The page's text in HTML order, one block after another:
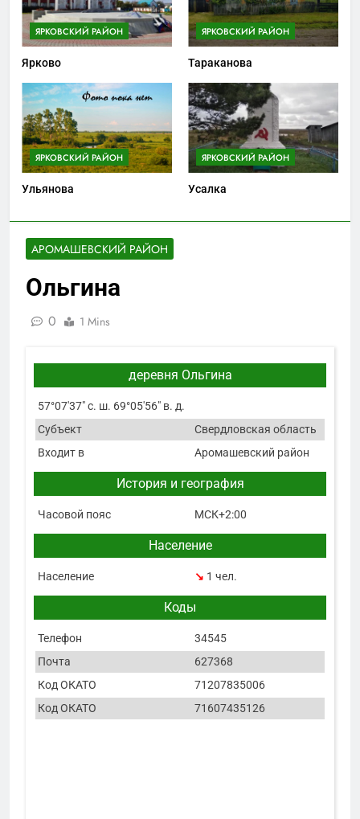
АРОМАШЕВСКИЙ РАЙОН
Ольгина
0 1 Mins
деревня Ольгина
57°07′37″ с. ш. 69°05′56″ в. д.
Субъект
Свердловская область
Входит в
Аромашевский район
История и география
Часовой пояс МСК+2:00
Население
Население ↘ 1 чел.
Коды
Телефон
34545
Почта
627368
Код ОКАТО
71207835006
Код ОКАТО
71607435126
ЯРКОВСКИЙ РАЙОН
Ярково
ЯРКОВСКИЙ РАЙОН
Тараканова
ЯРКОВСКИЙ РАЙОН
Ульянова
ЯРКОВСКИЙ РАЙОН
Усалка